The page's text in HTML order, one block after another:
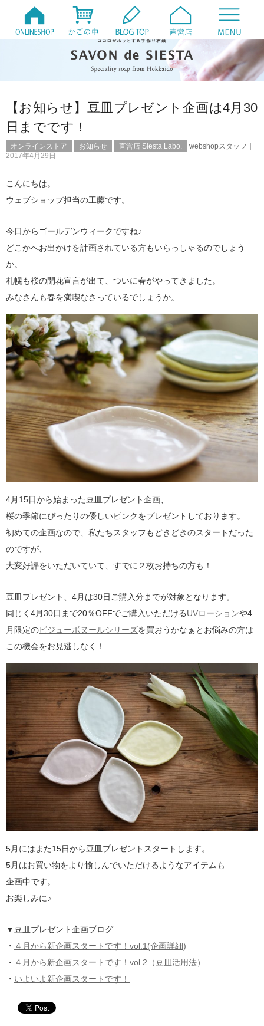
【お知らせ】豆皿プレゼント企画は4月30
日までです！
オンラインストア お知らせ 直営店 Siesta Labo. webshopスタッフ |
2017年4月29日
こんにちは。
ウェブショップ担当の工藤です。
今日からゴールデンウィークですね♪
どこかへお出かけを計画されている方もいらっしゃるのでしょう
か。
札幌も桜の開花宣言が出て、ついに春がやってきました。
みなさんも春を満喫なさっているでしょうか。
4月15日から始まった豆皿プレゼント企画、
桜の季節にぴったりの優しいピンクをプレゼントしております。
初めての企画なので、私たちスタッフもどきどきのスタートだった
のですが、
大変好評をいただいていて、すでに２枚お持ちの方も！
豆皿プレゼント、4月は30日ご購入分までが対象となります。
同じく4月30日まで20％OFFでご購入いただけるUVローションや4
月限定のビジューボヌールシリーズを買おうかなぁとお悩みの方は
この機会をお見逃しなく！
5月にはまた15日から豆皿プレゼントスタートします。
5月はお買い物をより愉しんでいただけるようなアイテムも
企画中です。
お楽しみに♪
▼豆皿プレゼント企画ブログ
・ ４月から新企画スタートです！vol.1(企画詳細)
・ ４月から新企画スタートです！vol.2（豆皿活用法）
・ いよいよ新企画スタートです！